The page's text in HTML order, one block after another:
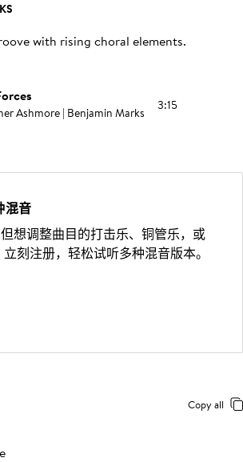
with rising choral elements.
Ashmore | Benjamin Marks 3:15
混音
想调整曲目的打击乐、铜管乐，或
刻注册，轻松试听多种混音版本。
Copy all